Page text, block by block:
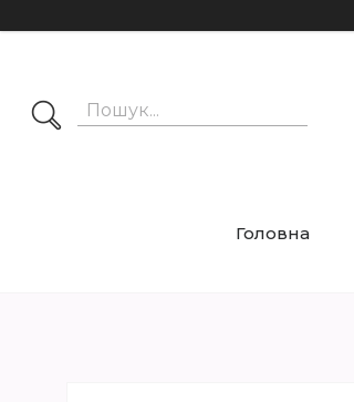
Головна